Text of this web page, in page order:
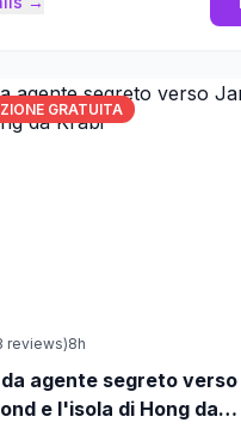
GRATUITA
reviews)8h
agente segreto verso
e l'isola di Hong da